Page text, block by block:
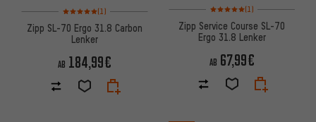
Bewertungen: 5 von 5 basierend auf 1 Bewertungen
(1)
Zipp SL-70 Ergo 31.8 Carbon
Lenker
AB 184,99€
Bewertungen: 5 von 5
(1)
Zipp Service Course SL-70
Ergo 31.8 Lenker
AB 67,99€